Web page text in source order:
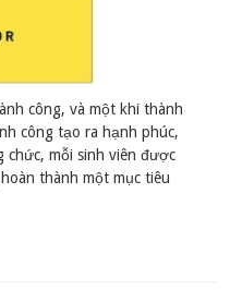
công, và một khi thành
công tạo ra hạnh phúc,
mỗi sinh viên được
thành một mục tiêu